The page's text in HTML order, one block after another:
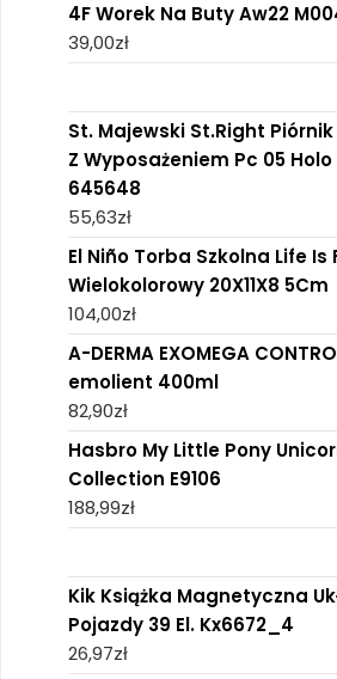
4F Worek Na Buty Aw22
39,00zł
St. Majewski St.Right
Z Wyposażeniem Pc 05
645648
55,63zł
El Niño Torba Szkolna Life Is
Wielokolorowy 20X11X8 5Cm
104,00zł
A-DERMA EXOMEGA
emolient 400ml
82,90zł
Hasbro My Little Pony
Collection E9106
188,99zł
Kik Książka Magnetyczna
Pojazdy 39 El. Kx6672_4
26,97zł